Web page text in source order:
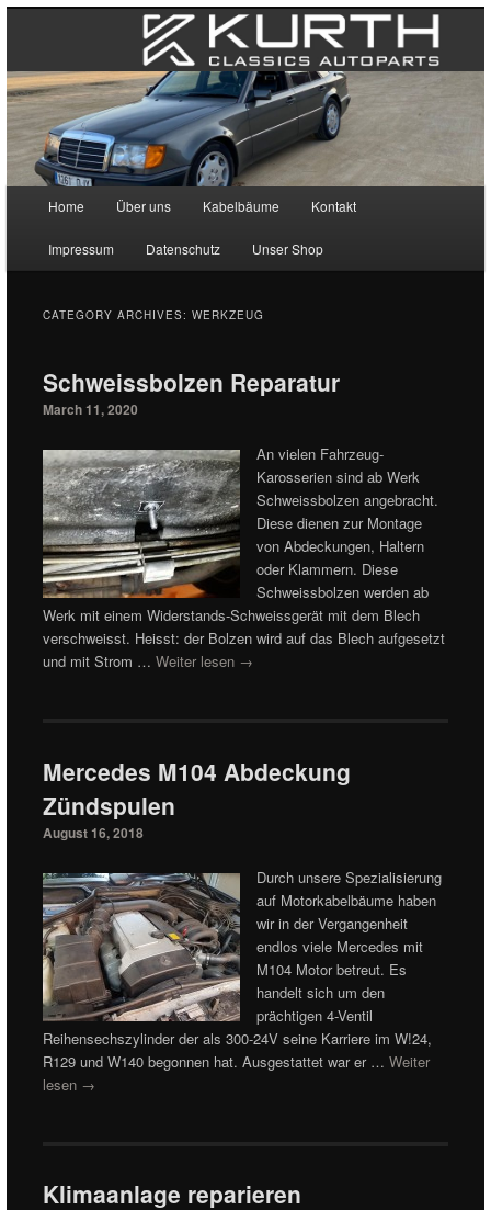
Skip to primary content
Skip to secondary content
Home Über uns Kabelbäume Kontakt
Impressum Datenschutz Unser Shop
CATEGORY ARCHIVES:WERKZEUG
Schweissbolzen Reparatur
March 11, 2020
An vielen Fahrzeug-
Karosserien sind ab Werk
Schweissbolzen angebracht.
Diese dienen zur Montage
von Abdeckungen, Haltern
oder Klammern. Diese
Schweissbolzen werden ab
Werk mit einem Widerstands-Schweissgerät mit dem Blech
verschweisst. Heisst: der Bolzen wird auf das Blech aufgesetzt
und mit Strom …Weiter lesen →
Mercedes M104 Abdeckung
Zündspulen
August 16, 2018
Durch unsere Spezialisierung
auf Motorkabelbäume haben
wir in der Vergangenheit
endlos viele Mercedes mit
M104 Motor betreut. Es
handelt sich um den
prächtigen 4-Ventil
Reihensechszylinder der als 300-24V seine Karriere im W!24,
R129 und W140 begonnen hat. Ausgestattet war er …Weiter
lesen →
Klimaanlage reparieren